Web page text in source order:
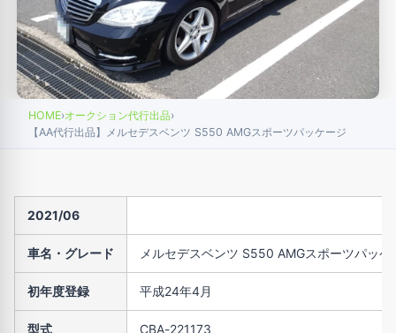
HOME›オークション代行出品›
【AA代行出品】メルセデスベンツ S550 AMGスポーツパッケージ
2021/06
車名・グレード メルセデスベンツ S550 AMGスポーツパッケ
初年度登録 平成24年4月
型式 CBA-221173